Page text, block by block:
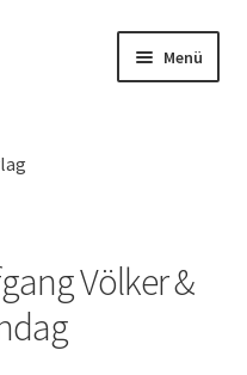
Menü
Völker &